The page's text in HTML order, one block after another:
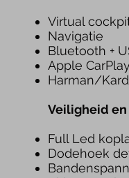
Virtual
Navigatie
Bluetooth +
Apple
Harman/
Veiligheid
Full Led
Dodehoek